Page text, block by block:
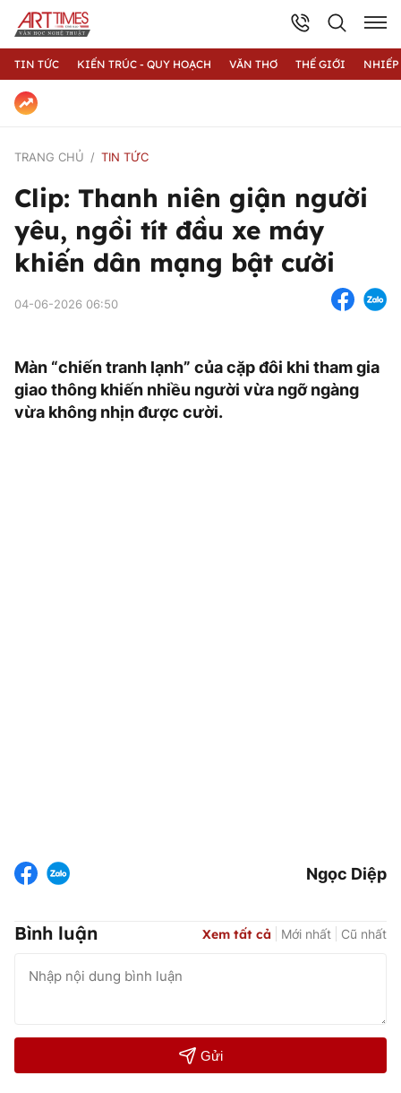
TIN TỨC KIẾN TRÚC - QUY HOẠCH VĂN THƠ THẾ GIỚI
TRANG CHỦ TIN TỨC
Clip: Thanh niên giận người
yêu, ngồi tít đầu xe máy
khiến dân mạng bật cười
04-06-2026 06:50
Màn “chiến tranh lạnh” của cặp đôi khi tham gia
giao thông khiến nhiều người vừa ngỡ ngàng
vừa không nhịn được cười.
Ngọc Diệp
Bình luận Xem tất cả Mới nhất Cũ nhất
Gửi